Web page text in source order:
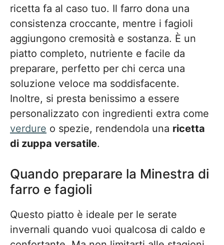
ricetta fa al caso tuo. Il farro dona una
consistenza croccante, mentre i fagioli
aggiungono cremosità e sostanza. È un
piatto completo, nutriente e facile da
preparare, perfetto per chi cerca una
soluzione veloce ma soddisfacente.
Inoltre, si presta benissimo a essere
personalizzato con ingredienti extra come
verdure o spezie, rendendola una ricetta
di zuppa versatile.
Quando preparare la Minestra di
farro e fagioli
Questo piatto è ideale per le serate
invernali quando vuoi qualcosa di caldo e